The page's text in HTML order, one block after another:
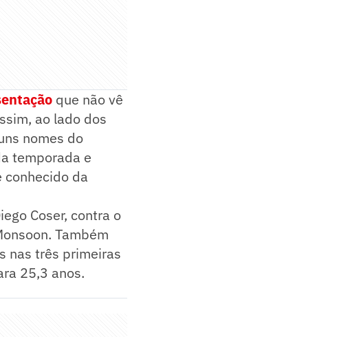
que não vê
ao lado dos
nomes do
temporada e
conhecido da
Coser, contra o
Também
nas três primeiras
25,3 anos.